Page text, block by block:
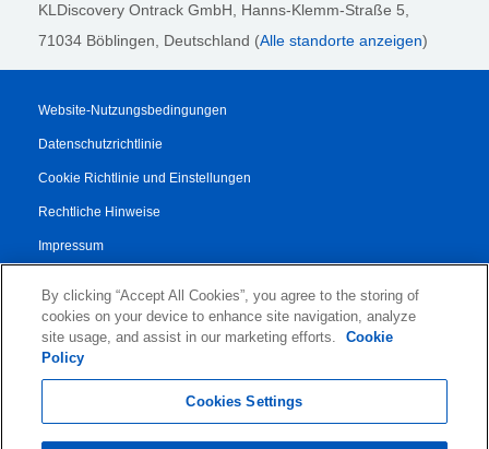
KLDiscovery Ontrack GmbH, Hanns-Klemm-Straße 5,
71034 Böblingen, Deutschland (Alle standorte anzeigen)
Website-Nutzungsbedingungen
Datenschutzrichtlinie
Cookie Richtlinie und Einstellungen
Rechtliche Hinweise
Impressum
AGB
Vertrag für Autorisierte Partner
By clicking “Accept All Cookies”, you agree to the storing of
cookies on your device to enhance site navigation, analyze
site usage, and assist in our marketing efforts.
Cookie
Policy
Cookies Settings